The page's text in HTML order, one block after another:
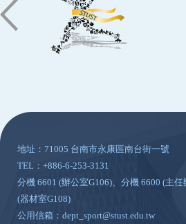
地址：71005 台南市永康區南台街一號
TEL：+886-6-253-3131
分機 6601 (辦公室G106)、分機 6600 (主
(器材室G108)
公用信箱：dept_sport@stust.edu.tw